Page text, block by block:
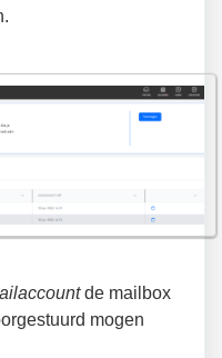
de mailbox
mogen